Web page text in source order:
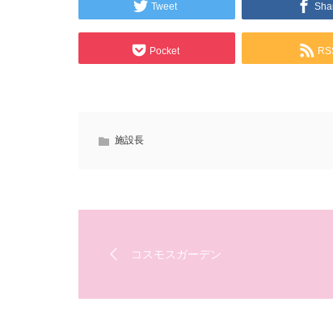
Tweet
Pocket
施設長
コスモスガーデン